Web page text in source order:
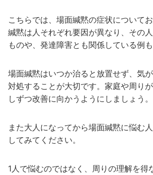
こちらでは、場面緘黙の症状について
緘黙は人それぞれ要因が異なり、その
ものや、発達障害とも関係している例も
場面緘黙はいつか治ると放置せず、気
対処することが大切です。家庭や周り
しずつ改善に向かうようにしましょう。
また大人になってから場面緘黙に悩む
してみてください。
1人で悩むのではなく、周りの理解を得